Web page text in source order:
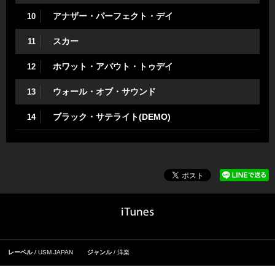
10 アナザー・パーフェクト・デイ
11 スカー
12 ホワット・アバウト・トゥデイ
13 ウォール・オブ・サウンド
14 ブラック・サテライト(DEMO)
レーベル USM JAPAN ジャンル 洋楽